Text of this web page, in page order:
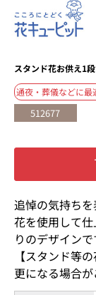
スタンド花お供え1
通夜・葬儀などに最
512677
追悼の気持ち
花を使用して
りのデザイン
【スタンド等
更になる場合が